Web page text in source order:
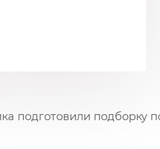
подготовили подборку